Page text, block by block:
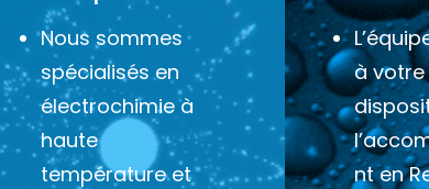
Nous sommes
spécialisés en
électrochimie à
haute
température et
à votre
nt en